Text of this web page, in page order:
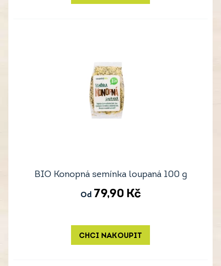
BIO Konopná semínka loupaná 100 g
Od 79,90 Kč
CHCI NAKOUPIT